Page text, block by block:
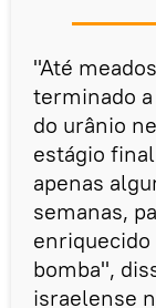
"Até
terminado
do urânio
estágio
apenas
semanas,
bomba",
israelense